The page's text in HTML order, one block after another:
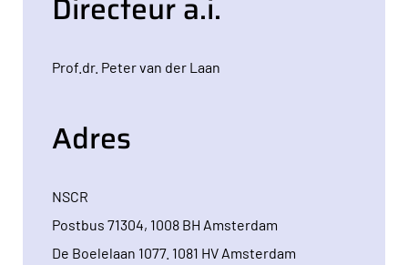
Directeur a.i.
Prof.dr. Peter van der Laan
Adres
NSCR
Postbus 71304, 1008 BH Amsterdam
De Boelelaan 1077. 1081 HV Amsterdam